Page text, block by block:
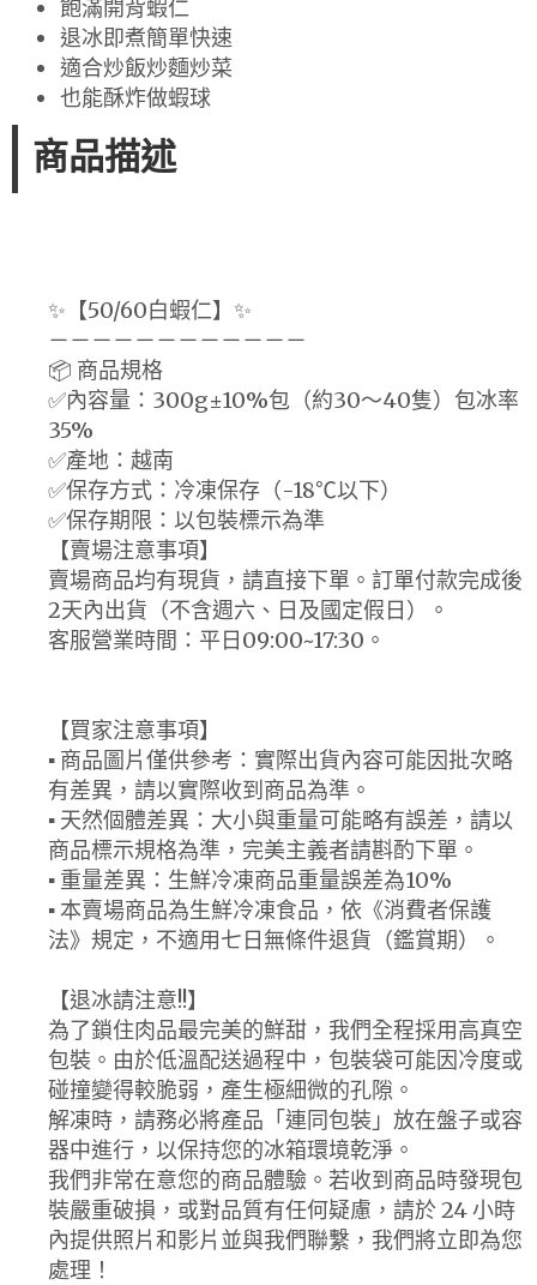
飽滿開背蝦仁
退冰即煮簡單快速
適合炒飯炒麵炒菜
也能酥炸做蝦球
商品描述
✨【50/60白蝦仁】✨
－－－－－－－－－－－－
📦 商品規格
✅內容量：300g±10%包（約30～40隻）包冰率
35%
✅產地：越南
✅保存方式：冷凍保存（-18℃以下）
✅保存期限：以包裝標示為準
【賣場注意事項】
賣場商品均有現貨，請直接下單。訂單付款完成後
2天內出貨（不含週六、日及國定假日）。
客服營業時間：平日09:00~17:30。
【買家注意事項】
▪ 商品圖片僅供參考：實際出貨內容可能因批次略
有差異，請以實際收到商品為準。
▪ 天然個體差異：大小與重量可能略有誤差，請以
商品標示規格為準，完美主義者請斟酌下單。
▪ 重量差異：生鮮冷凍商品重量誤差為10%
▪ 本賣場商品為生鮮冷凍食品，依《消費者保護
法》規定，不適用七日無條件退貨（鑑賞期）。
【退冰請注意!!】
為了鎖住肉品最完美的鮮甜，我們全程採用高真空
包裝。由於低溫配送過程中，包裝袋可能因冷度或
碰撞變得較脆弱，產生極細微的孔隙。
解凍時，請務必將產品「連同包裝」放在盤子或容
器中進行，以保持您的冰箱環境乾淨。
我們非常在意您的商品體驗。若收到商品時發現包
裝嚴重破損，或對品質有任何疑慮，請於 24 小時
內提供照片和影片並與我們聯繫，我們將立即為您
處理！